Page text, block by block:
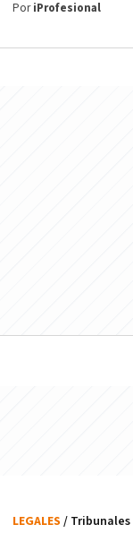
PoriProfesional
LEGALES / Tribunales